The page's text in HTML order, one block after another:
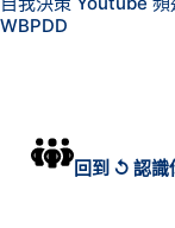
WBPDD
回到 ↺ 認識